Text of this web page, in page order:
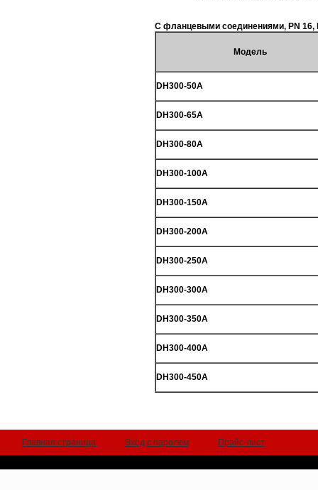
С фланцевыми соединениями, PN 16,
Модель
DH300-50A
DH300-65A
DH300-80A
DH300-100A
DH300-150A
DH300-200A
DH300-250A
DH300-300A
DH300-350A
DH300-400A
DH300-450A
Главная страница Вход с паролем Прайс-лист